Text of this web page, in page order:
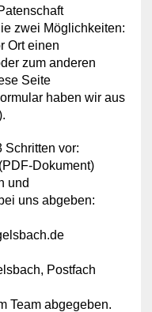
zwei Möglichkeiten:
Ort einen
zum anderen
Seite
haben wir aus
Schritten vor:
Dokument)
und
uns abgeben:
Postfach
Team abgegeben.